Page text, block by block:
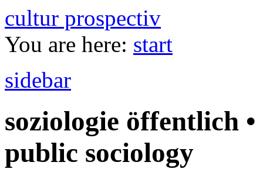
cultur prospectiv
You are here: start
sidebar
soziologie öffentlich
public sociology